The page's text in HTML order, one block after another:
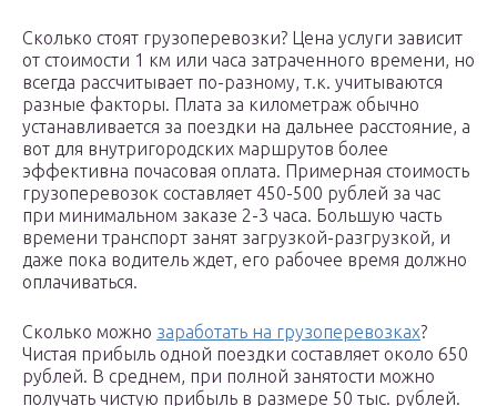
Сколько стоят грузоперевозки? Цена услуги зависит
от стоимости 1 км или часа затраченного времени, но
всегда рассчитывает по-разному, т.к. учитываются
разные факторы. Плата за километраж обычно
устанавливается за поездки на дальнее расстояние, а
вот для внутригородских маршрутов более
эффективна почасовая оплата. Примерная стоимость
грузоперевозок составляет 450-500 рублей за час
при минимальном заказе 2-3 часа. Большую часть
времени транспорт занят загрузкой-разгрузкой, и
даже пока водитель ждет, его рабочее время должно
оплачиваться.
Сколько можно заработать на грузоперевозках?
Чистая прибыль одной поездки составляет около 650
рублей. В среднем, при полной занятости можно
получать чистую прибыль в размере 50 тыс. рублей.